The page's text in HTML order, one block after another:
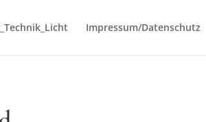
Impressum/Datenschutz